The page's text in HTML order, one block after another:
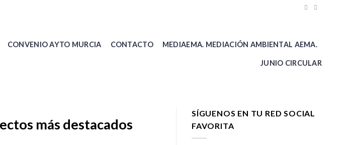
CONVENIO AYTO MURCIA CONTACTO MEDIAEMA. MEDIACIÓN AMBIENTAL AEMA.
JUNIO CIRCULAR
más destacados
SÍGUENOS EN TU RED SOCIAL
FAVORITA